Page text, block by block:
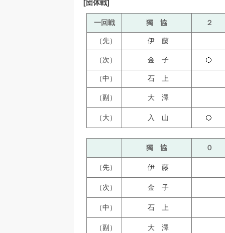
[団体戦]
一回戦 獨 協 ２
（先） 伊 藤
（次） 金 子
（中） 石 上
（副） 大 澤
（大） 入 山
獨 協 ０
（先） 伊 藤
（次） 金 子
（中） 石 上
（副） 大 澤